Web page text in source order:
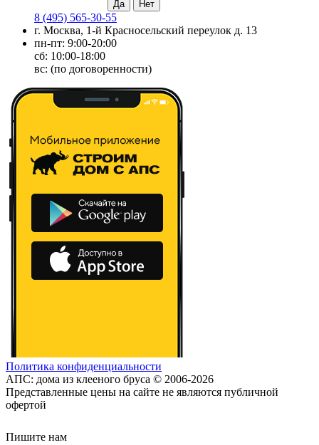
8 (495) 565-30-55
г. Москва, 1-й Красносельский переулок д. 13
пн-пт: 9:00-20:00
сб: 10:00-18:00
вс: (по договоренности)
Политика конфиденциальности
АПС: дома из клееного бруса © 2006-2026
Представленные цены на сайте не являются публичной
офертой
Пишите нам